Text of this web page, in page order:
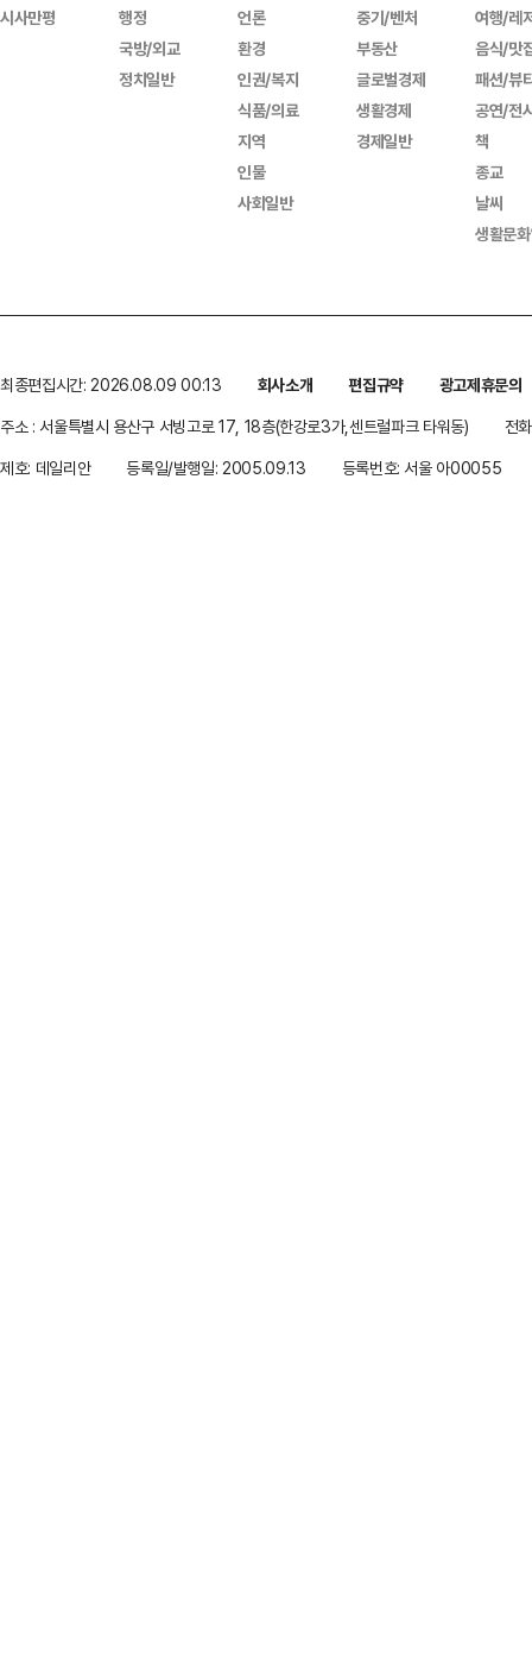
시사만평
행정
국방/외교
정치일반
언론
환경
인권/복지
식품/의료
지역
인물
사회일반
중기/벤처
부동산
글로벌경제
생활경제
경제일반
여행/레
음식/맛
패션/뷰
공연/전
책
종교
날씨
생활문
최종편집시간: 2026.08.09 00:13 회사소개 편집규약
광고제휴문의
주소 : 서울특별시 용산구 서빙고로 17, 18층(한강로3가,센트럴파크 타워동)
전
제호: 데일리안
등록일/발행일: 2005.09.13 등록번호: 서울 아00055